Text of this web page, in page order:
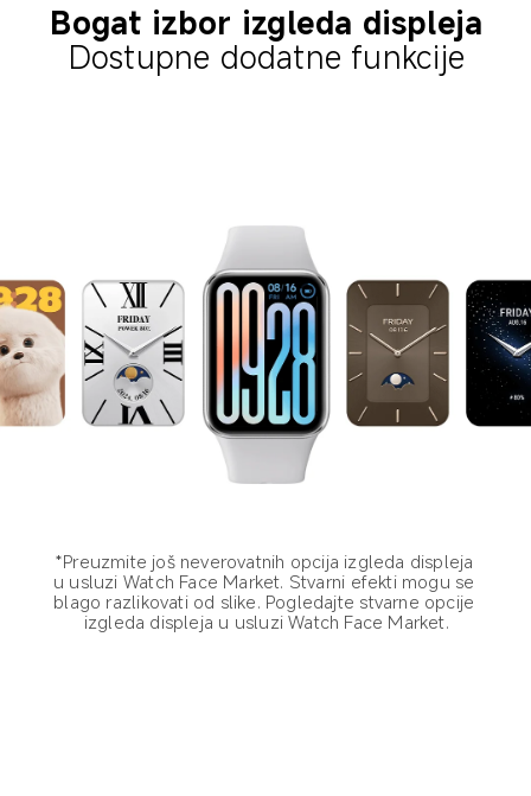
Bogat izbor izgleda displeja
Dostupne dodatne funkcije
*Preuzmite još neverovatnih opcija izgleda displeja
u usluzi Watch Face Market. Stvarni efekti mogu se
blago razlikovati od slike. Pogledajte stvarne opcije
izgleda displeja u usluzi Watch Face Market.